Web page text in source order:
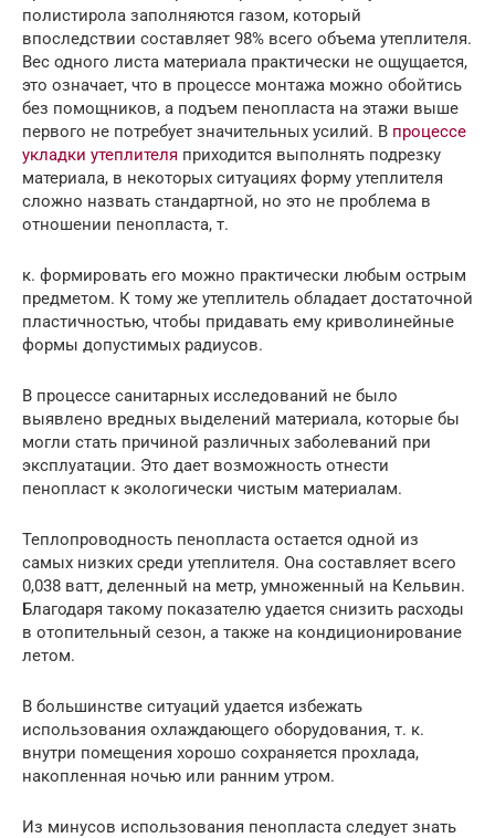
полистирола заполняются газом, который
впоследствии составляет 98% всего объема утеплителя.
Вес одного листа материала практически не ощущается,
это означает, что в процессе монтажа можно обойтись
без помощников, а подъем пенопласта на этажи выше
первого не потребует значительных усилий. В процессе
укладки утеплителя приходится выполнять подрезку
материала, в некоторых ситуациях форму утеплителя
сложно назвать стандартной, но это не проблема в
отношении пенопласта, т.
к. формировать его можно практически любым острым
предметом. К тому же утеплитель обладает достаточной
пластичностью, чтобы придавать ему криволинейные
формы допустимых радиусов.
В процессе санитарных исследований не было
выявлено вредных выделений материала, которые бы
могли стать причиной различных заболеваний при
эксплуатации. Это дает возможность отнести
пенопласт к экологически чистым материалам.
Теплопроводность пенопласта остается одной из
самых низких среди утеплителя. Она составляет всего
0,038 ватт, деленный на метр, умноженный на Кельвин.
Благодаря такому показателю удается снизить расходы
в отопительный сезон, а также на кондиционирование
летом.
В большинстве ситуаций удается избежать
использования охлаждающего оборудования, т. к.
внутри помещения хорошо сохраняется прохлада,
накопленная ночью или ранним утром.
Из минусов использования пенопласта следует знать